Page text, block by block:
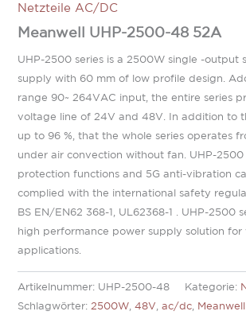
Netzteile AC/DC
Meanwell UHP-2500-48 52A
UHP-2500 series is a 2500W single -output
supply with 60 mm of low profile design.
range 90~ 264VAC input, the entire series
voltage line of 24V and 48V. In addition to
up to 96 %, that the whole series operates
under air convection without fan. UHP-
protection functions and 5G anti-vibration
complied with the international safety
BS EN/EN62 368-1, UL62368-1 . UHP-2500
high performance power supply solution for
applications.
Artikelnummer: UHP-2500-48 Kategorie:
Schlagwörter: 2500W ,48V ,ac/dc